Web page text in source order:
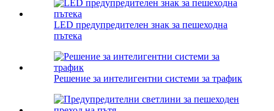
LED предупредителен знак за пешеходна
пътека
Решение за интелигентни системи за трафик